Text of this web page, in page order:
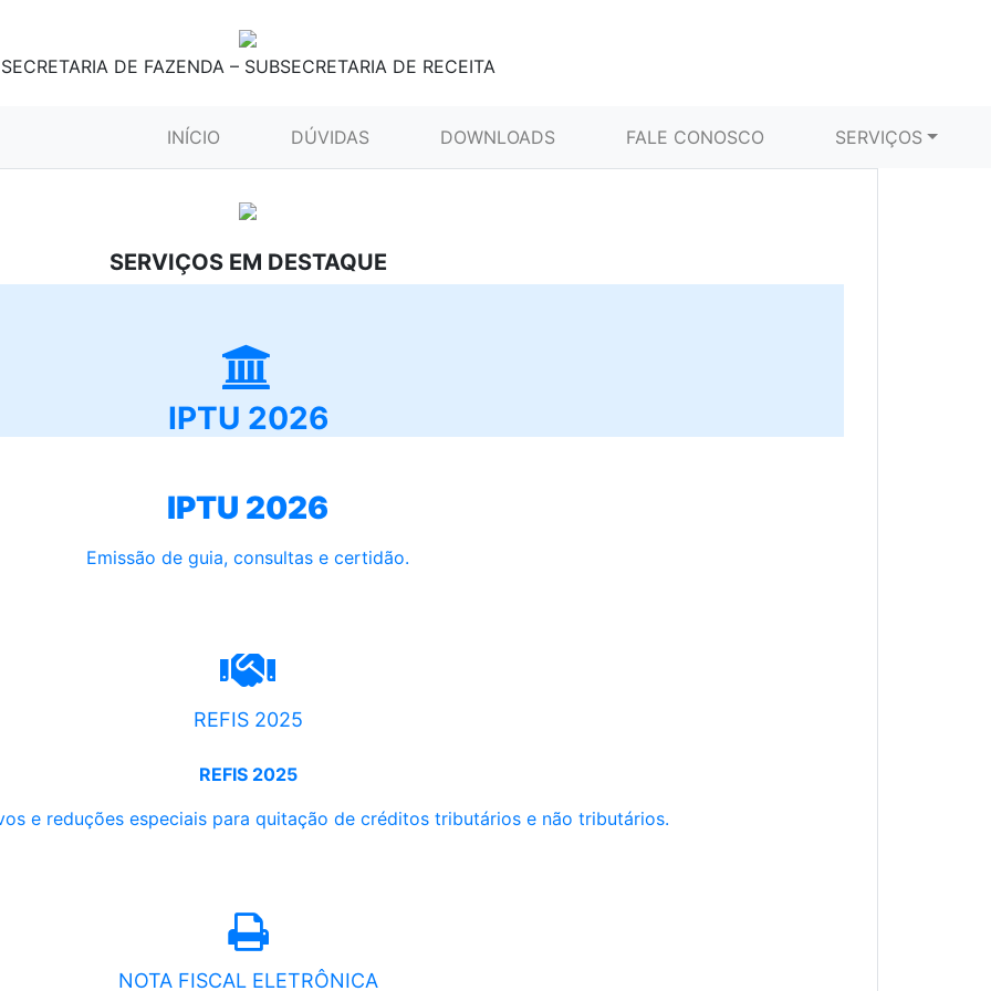
SECRETARIA DE FAZENDA – SUBSECRETARIA DE RECEITA
INÍCIO (CURRENT)DÚVIDAS DOWNLOADS FALE CONOSCO SERVIÇOS
SERVIÇOS EM DESTAQUE
IPTU 2026
IPTU 2026
Emissão de guia, consultas e certidão.
REFIS 2025
REFIS 2025
e reduções especiais para quitação de créditos tributários e não tributários.
NOTA FISCAL ELETRÔNICA